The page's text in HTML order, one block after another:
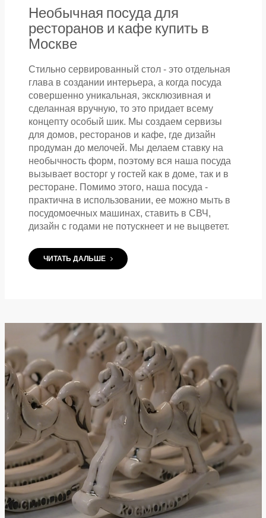
Необычная посуда для
ресторанов и кафе купить в
Москве
Стильно сервированный стол - это отдельная
глава в создании интерьера, а когда посуда
совершенно уникальная, эксклюзивная и
сделанная вручную, то это придает всему
концепту особый шик. Мы создаем сервизы
для домов, ресторанов и кафе, где дизайн
продуман до мелочей. Мы делаем ставку на
необычность форм, поэтому вся наша посуда
вызывает восторг у гостей как в доме, так и в
ресторане. Помимо этого, наша посуда -
практична в использовании, ее можно мыть в
посудомоечных машинах, ставить в СВЧ,
дизайн с годами не потускнеет и не выцветет.
ЧИТАТЬ ДАЛЬШЕ